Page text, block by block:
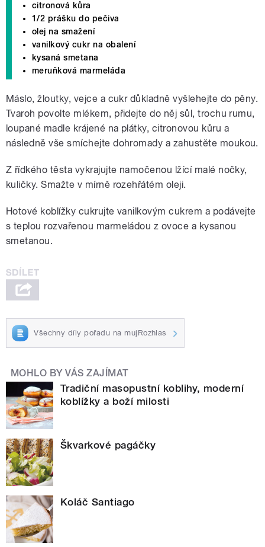
citronová kůra
1/2 prášku do pečiva
olej na smažení
vanilkový cukr na obalení
kysaná smetana
meruňková marmeláda
Máslo, žloutky, vejce a cukr důkladně vyšlehejte do pěny.
Tvaroh povolte mlékem, přidejte do něj sůl, trochu rumu,
loupané madle krájené na plátky, citronovou kůru a
následně vše smíchejte dohromady a zahustěte moukou.
Z řídkého těsta vykrajujte namočenou lžící malé nočky,
kuličky. Smažte v mírně rozehřátém oleji.
Hotové koblížky cukrujte vanilkovým cukrem a podávejte
s teplou rozvařenou marmeládou z ovoce a kysanou
smetanou.
Všechny díly pořadu na mujRozhlas
MOHLO BY VÁS ZAJÍMAT
Tradiční masopustní koblihy, moderní
koblížky a boží milosti
Škvarkové pagáčky
Koláč Santiago